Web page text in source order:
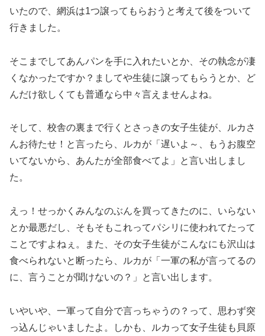
いたので、網浜は1つ譲ってもらおうと考えて後をついて
行きました。
そこまでしてあんパンを手に入れたいとか、その執念が凄
くなかったですか？ましてや生徒に譲ってもらうとか、ど
んだけ欲しくても普通なら中々言えませんよね。
そして、校舎の裏まで行くとさっきの女子生徒が、ルカさ
んお待たせ！と言ったら、ルカが「遅いよ～、もうお腹空
いてないから、あんたが全部食べてよ」と言い出しまし
た。
えっ！せっかくみんなのぶんを買ってきたのに、いらない
とか最悪だし、そもそもこれってパシリに使われてたって
ことですよねぇ。また、その女子生徒がこんなにも沢山は
食べられないと断ったら、ルカが「一軍の私が言ってるの
に、言うことが聞けないの？」と言い出します。
いやいや、一軍って自分で言っちゃうの？って、思わず突
っ込んじゃいましたよ。しかも、ルカって女子生徒も貝原